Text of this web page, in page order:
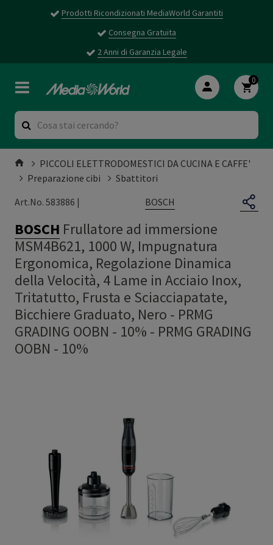
Prodotti Ricondizionati MediaWorld Garantiti
Consegna Gratuita
2 Anni di Garanzia Legale
0
PICCOLI ELETTRODOMESTICI DA CUCINA E CAFFE'
Preparazione cibi
Sbattitori
Art.No. 583886 |
BOSCH
BOSCH Frullatore ad immersione
MSM4B621, 1000 W, Impugnatura
Ergonomica, Regolazione Dinamica
della Velocità, 4 Lame in Acciaio Inox,
Tritatutto, Frusta e Sciacciapatate,
Bicchiere Graduato, Nero - PRMG
GRADING OOBN - 10% - PRMG GRADING
OOBN - 10%